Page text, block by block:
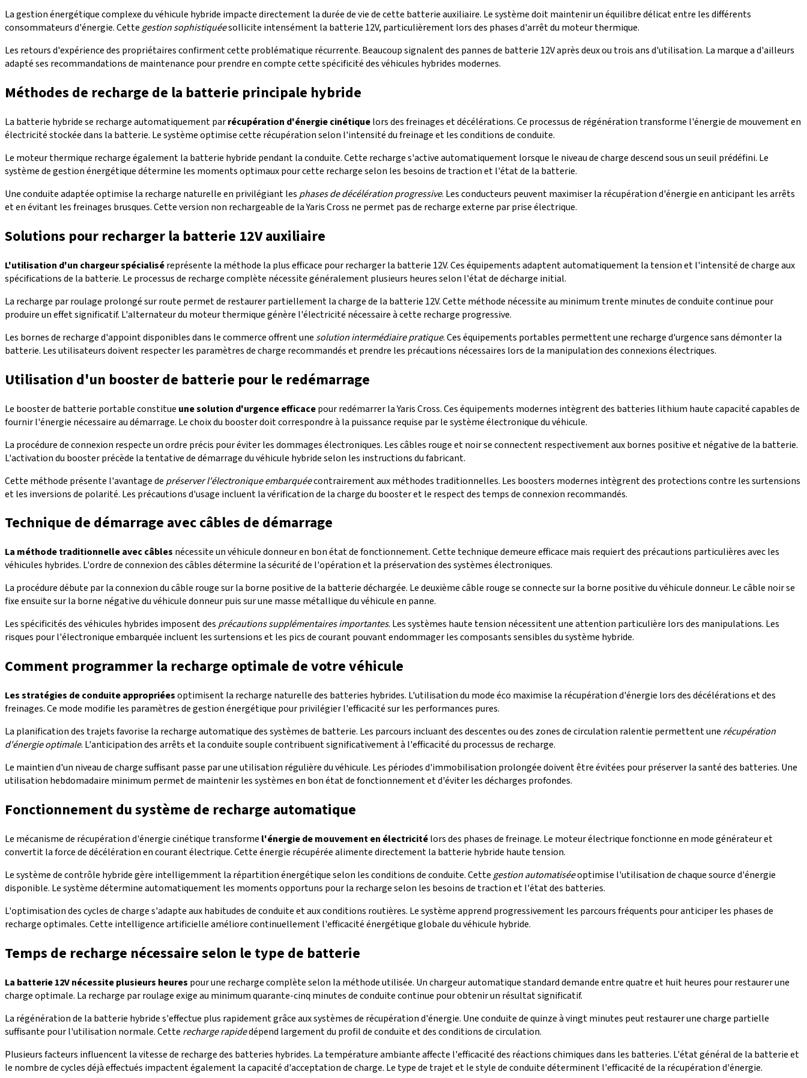
La gestion énergétique complexe du véhicule hybride impacte directement la durée de vie de cette batterie auxiliaire. Le système doit maintenir un équilibre délicat entre les différents
consommateurs d'énergie. Cettegestion sophistiquéesollicite intensément la batterie 12V, particulièrement lors des phases d'arrêt du moteur thermique.
Les retours d'expérience des propriétaires confirment cette problématique récurrente. Beaucoup signalent des pannes de batterie 12V après deux ou trois ans d'utilisation. La marque a d'ailleurs
adapté ses recommandations de maintenance pour prendre en compte cette spécificité des véhicules hybrides modernes.
Méthodes de recharge de la batterie principale hybride
La batterie hybride se recharge automatiquement parrécupération d'énergie cinétiquelors des freinages et décélérations. Ce processus de régénération transforme l'énergie de mouvement en
électricité stockée dans la batterie. Le système optimise cette récupération selon l'intensité du freinage et les conditions de conduite.
Le moteur thermique recharge également la batterie hybride pendant la conduite. Cette recharge s'active automatiquement lorsque le niveau de charge descend sous un seuil prédéfini. Le
système de gestion énergétique détermine les moments optimaux pour cette recharge selon les besoins de traction et l'état de la batterie.
Une conduite adaptée optimise la recharge naturelle en privilégiant les phases de décélération progressive. Les conducteurs peuvent maximiser la récupération d'énergie en anticipant les arrêts
et en évitant les freinages brusques. Cette version non rechargeable de la Yaris Cross ne permet pas de recharge externe par prise électrique.
Solutions pour recharger la batterie 12V auxiliaire
L'utilisation d'un chargeur spécialiséreprésente la méthode la plus efficace pour recharger la batterie 12V. Ces équipements adaptent automatiquement la tension et l'intensité de charge aux
spécifications de la batterie. Le processus de recharge complète nécessite généralement plusieurs heures selon l'état de décharge initial.
La recharge par roulage prolongé sur route permet de restaurer partiellement la charge de la batterie 12V. Cette méthode nécessite au minimum trente minutes de conduite continue pour
produire un effet significatif. L'alternateur du moteur thermique génère l'électricité nécessaire à cette recharge progressive.
Les bornes de recharge d'appoint disponibles dans le commerce offrent une solution intermédiaire pratique. Ces équipements portables permettent une recharge d'urgence sans démonter la
batterie. Les utilisateurs doivent respecter les paramètres de charge recommandés et prendre les précautions nécessaires lors de la manipulation des connexions électriques.
Utilisation d'un booster de batterie pour le redémarrage
Le booster de batterie portable constitue une solution d'urgence efficacepour redémarrer la Yaris Cross. Ces équipements modernes intègrent des batteries lithium haute capacité capables de
fournir l'énergie nécessaire au démarrage. Le choix du booster doit correspondre à la puissance requise par le système électronique du véhicule.
La procédure de connexion respecte un ordre précis pour éviter les dommages électroniques. Les câbles rouge et noir se connectent respectivement aux bornes positive et négative de la batterie.
L'activation du booster précède la tentative de démarrage du véhicule hybride selon les instructions du fabricant.
Cette méthode présente l'avantage de préserver l'électronique embarquéecontrairement aux méthodes traditionnelles. Les boosters modernes intègrent des protections contre les surtensions
et les inversions de polarité. Les précautions d'usage incluent la vérification de la charge du booster et le respect des temps de connexion recommandés.
Technique de démarrage avec câbles de démarrage
La méthode traditionnelle avec câbles nécessite un véhicule donneur en bon état de fonctionnement. Cette technique demeure efficace mais requiert des précautions particulières avec les
véhicules hybrides. L'ordre de connexion des câbles détermine la sécurité de l'opération et la préservation des systèmes électroniques.
La procédure débute par la connexion du câble rouge sur la borne positive de la batterie déchargée. Le deuxième câble rouge se connecte sur la borne positive du véhicule donneur. Le câble noir se
fixe ensuite sur la borne négative du véhicule donneur puis sur une masse métallique du véhicule en panne.
Les spécificités des véhicules hybrides imposent des précautions supplémentaires importantes. Les systèmes haute tension nécessitent une attention particulière lors des manipulations. Les
risques pour l'électronique embarquée incluent les surtensions et les pics de courant pouvant endommager les composants sensibles du système hybride.
Comment programmer la recharge optimale de votre véhicule
Les stratégies de conduite appropriéesoptimisent la recharge naturelle des batteries hybrides. L'utilisation du mode éco maximise la récupération d'énergie lors des décélérations et des
freinages. Ce mode modifie les paramètres de gestion énergétique pour privilégier l'efficacité sur les performances pures.
La planification des trajets favorise la recharge automatique des systèmes de batterie. Les parcours incluant des descentes ou des zones de circulation ralentie permettent une récupération
d'énergie optimale. L'anticipation des arrêts et la conduite souple contribuent significativement à l'efficacité du processus de recharge.
Le maintien d'un niveau de charge suffisant passe par une utilisation régulière du véhicule. Les périodes d'immobilisation prolongée doivent être évitées pour préserver la santé des batteries. Une
utilisation hebdomadaire minimum permet de maintenir les systèmes en bon état de fonctionnement et d'éviter les décharges profondes.
Fonctionnement du système de recharge automatique
Le mécanisme de récupération d'énergie cinétique transforme l'énergie de mouvement en électricitélors des phases de freinage. Le moteur électrique fonctionne en mode générateur et
convertit la force de décélération en courant électrique. Cette énergie récupérée alimente directement la batterie hybride haute tension.
Le système de contrôle hybride gère intelligemment la répartition énergétique selon les conditions de conduite. Cettegestion automatiséeoptimise l'utilisation de chaque source d'énergie
disponible. Le système détermine automatiquement les moments opportuns pour la recharge selon les besoins de traction et l'état des batteries.
L'optimisation des cycles de charge s'adapte aux habitudes de conduite et aux conditions routières. Le système apprend progressivement les parcours fréquents pour anticiper les phases de
recharge optimales. Cette intelligence artificielle améliore continuellement l'efficacité énergétique globale du véhicule hybride.
Temps de recharge nécessaire selon le type de batterie
La batterie 12V nécessite plusieurs heures pour une recharge complète selon la méthode utilisée. Un chargeur automatique standard demande entre quatre et huit heures pour restaurer une
charge optimale. La recharge par roulage exige au minimum quarante-cinq minutes de conduite continue pour obtenir un résultat significatif.
La régénération de la batterie hybride s'effectue plus rapidement grâce aux systèmes de récupération d'énergie. Une conduite de quinze à vingt minutes peut restaurer une charge partielle
suffisante pour l'utilisation normale. Cette recharge rapidedépend largement du profil de conduite et des conditions de circulation.
Plusieurs facteurs influencent la vitesse de recharge des batteries hybrides. La température ambiante affecte l'efficacité des réactions chimiques dans les batteries. L'état général de la batterie et
le nombre de cycles déjà effectués impactent également la capacité d'acceptation de charge. Le type de trajet et le style de conduite déterminent l'efficacité de la récupération d'énergie.